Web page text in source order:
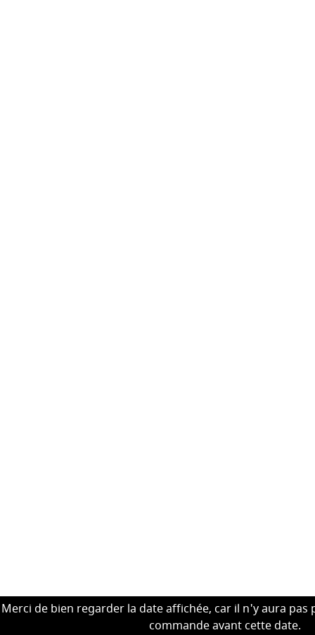
Merci de bien regarder la date affichée, car il n'y aura pas
commande avant cette date.